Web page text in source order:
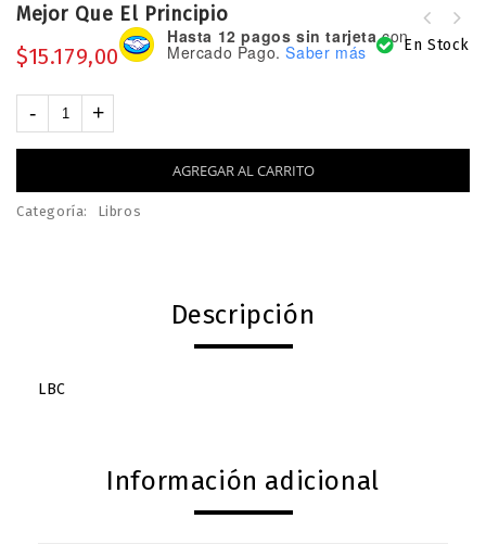
Mejor Que El Principio
$15.179,00 En Stock
Hasta 12 pagos sin tarjetacon
Mercado Pago. Saber más
AGREGAR AL CARRITO
Categoría: Libros
Descripción
LBC
Información adicional